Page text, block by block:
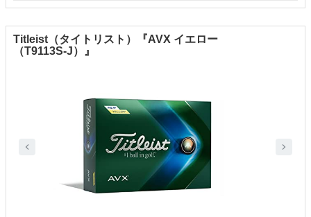
Titleist（タイトリスト）『AVX イエロー
（T9113S-J）』